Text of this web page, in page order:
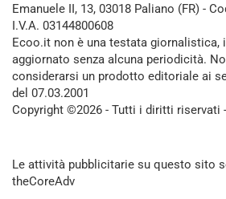
Emanuele II, 13, 03018 Paliano (FR) -
I.V.A. 03144800608
Ecoo.it non è una testata giornalistica,
aggiornato senza alcuna periodicità.
considerarsi un prodotto editoriale ai
del 07.03.2001
Copyright ©2026 - Tutti i diritti riservati -
Le attività pubblicitarie su questo sito
theCoreAdv